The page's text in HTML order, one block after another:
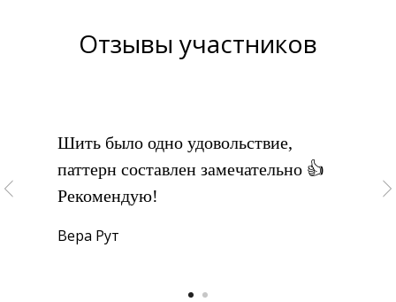
Отзывы участников
Шить было одно удовольствие,
паттерн составлен замечательно 👍
Рекомендую!
Вера Рут